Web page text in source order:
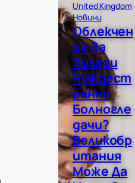
United Kingdom
Новини
Облекчен
Ие За
Хиляди
Чуждест
Ранни
Болногле
Дачи?
Великобр
Итания
Може Да